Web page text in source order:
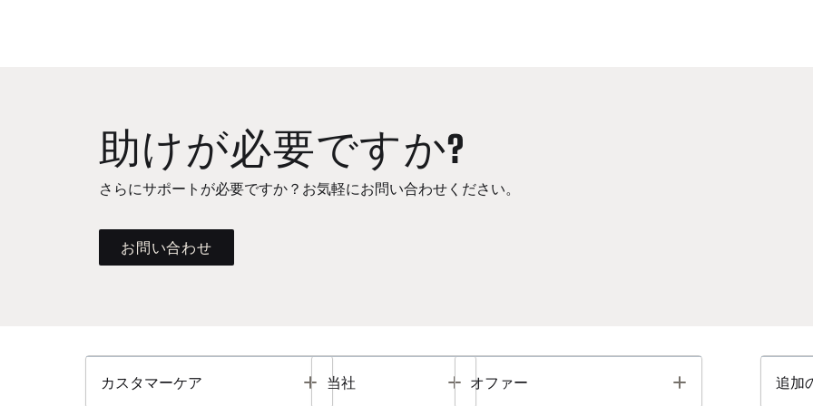
助けが必要ですか?
さらにサポートが必要ですか？お気軽にお問い合わせください。
お問い合わせ
カスタマーケア Toggle
当社 Toggle
オファー Toggle 追加